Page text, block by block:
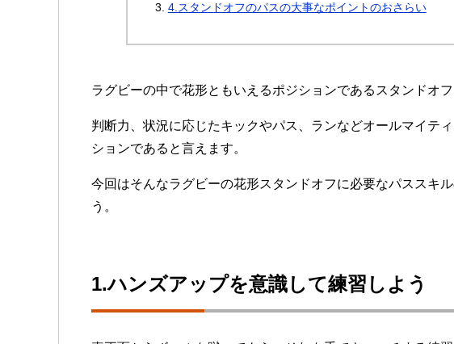
4.スタンドオフのパスの大事なポイントのおさらい
ラグビーの中で花形ともいえるポジションであるスタンドオフ
判断力、状況に応じたキックやパス、ランなどオールマイテ
ションであると言えます。
今回はそんなラグビーの花形スタンドオフに必要なパススキ
う。
1.ハンズアップを意識して練習しよう